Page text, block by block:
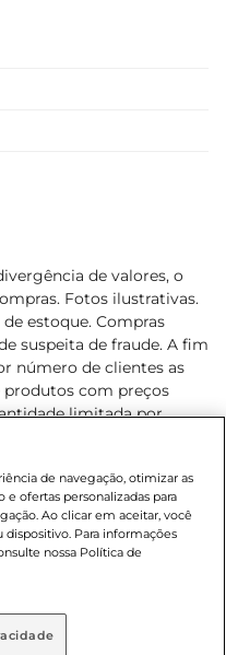
de valores, o
Fotos ilustrativas.
estoque. Compras
suspeita de fraude. A fim
número de clientes as
produtos com preços
limitada por
são exclusivos para
dia de hoje, podendo
Proibida a venda
de 18 anos, conforme
da Criança e do
exclusivos para o
de navegação, otimizar as
ofertas personalizadas para
Ao clicar em aceitar, você
Para informações
nossa Política de